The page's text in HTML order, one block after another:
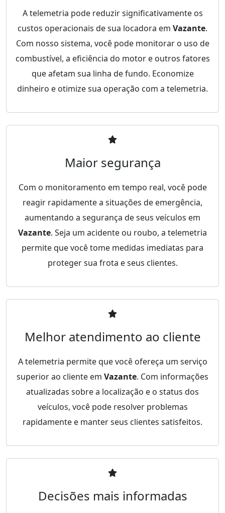
A telemetria pode reduzir significativamente os
custos operacionais de sua locadora em Vazante.
Com nosso sistema, você pode monitorar o uso de
combustível, a eficiência do motor e outros fatores
que afetam sua linha de fundo. Economize
dinheiro e otimize sua operação com a telemetria.
Maior segurança
Com o monitoramento em tempo real, você pode
reagir rapidamente a situações de emergência,
aumentando a segurança de seus veículos em
Vazante. Seja um acidente ou roubo, a telemetria
permite que você tome medidas imediatas para
proteger sua frota e seus clientes.
Melhor atendimento ao cliente
A telemetria permite que você ofereça um serviço
superior ao cliente em Vazante. Com informações
atualizadas sobre a localização e o status dos
veículos, você pode resolver problemas
rapidamente e manter seus clientes satisfeitos.
Decisões mais informadas